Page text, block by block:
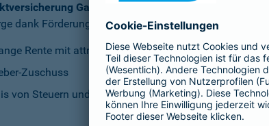
GarantieRente Invest
dank Förderung sicher und umfangreich auf.
Rente mit attraktiver Renditechance
Zuschuss
von Steuern und Sozialabgaben